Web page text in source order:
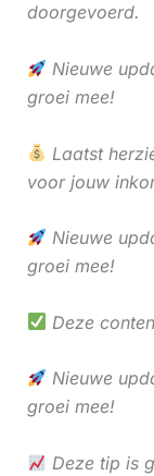
doorgevoerd.
Nieuwe
groei mee!
Laatst
voor jouw
Nieuwe
groei mee!
Deze
Nieuwe
groei mee!
Deze tip is